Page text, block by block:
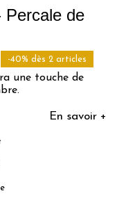
Percale de
-40% dès 2 articles
une touche de
En savoir +